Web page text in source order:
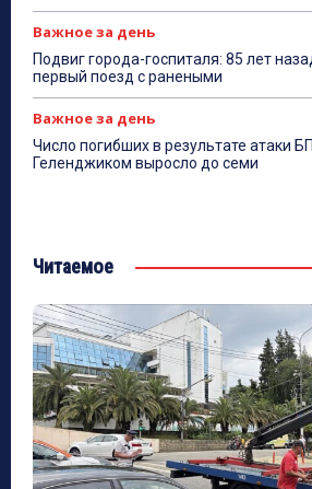
Важное за день
Подвиг города-госпиталя: 85 лет
первый поезд с ранеными
Важное за день
Число погибших в результате атаки
Геленджиком выросло до семи
Читаемое